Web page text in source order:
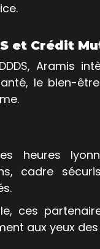
et Crédit
Aramis
le bien-
heures
cadre
ces
aux yeux